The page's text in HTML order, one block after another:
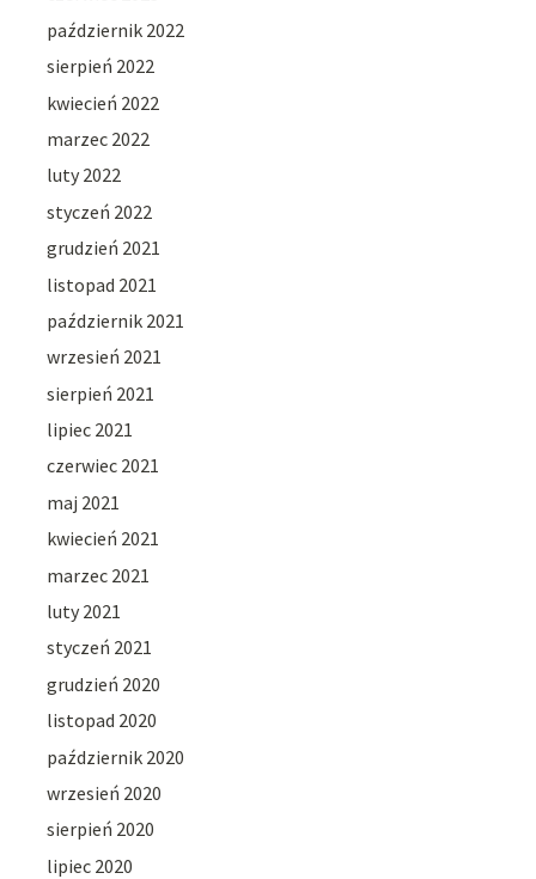
październik 2022
sierpień 2022
kwiecień 2022
marzec 2022
luty 2022
styczeń 2022
grudzień 2021
listopad 2021
październik 2021
wrzesień 2021
sierpień 2021
lipiec 2021
czerwiec 2021
maj 2021
kwiecień 2021
marzec 2021
luty 2021
styczeń 2021
grudzień 2020
listopad 2020
październik 2020
wrzesień 2020
sierpień 2020
lipiec 2020